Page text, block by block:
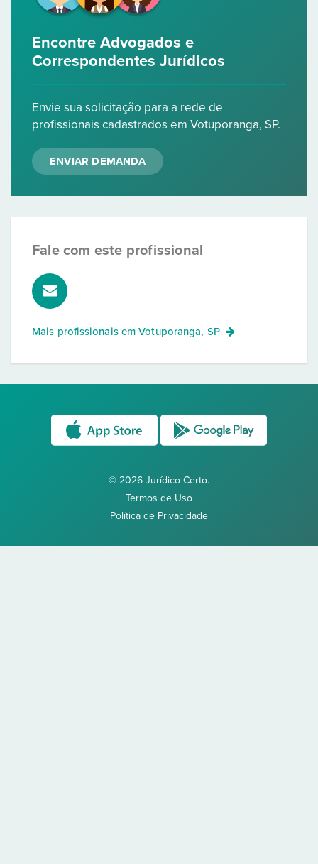
Encontre Advogados e
Correspondentes Jurídicos
Envie sua solicitação para a rede de
profissionais cadastrados em Votuporanga, SP.
ENVIAR DEMANDA
Fale com este profissional
Mais profissionais emVotuporanga, SP
© 2026 Jurídico Certo.
Termos de Uso
Política de Privacidade